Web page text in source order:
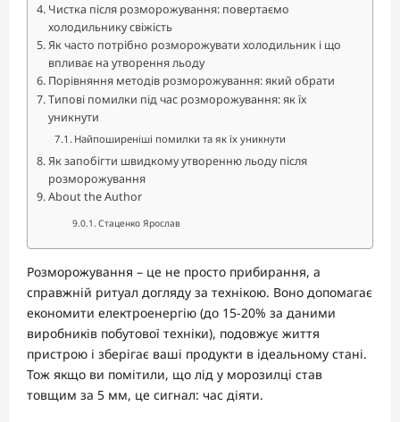
Чистка після розморожування: повертаємо
холодильнику свіжість
Як часто потрібно розморожувати холодильник і що
впливає на утворення льоду
Порівняння методів розморожування: який обрати
Типові помилки під час розморожування: як їх
уникнути
Найпоширеніші помилки та як їх уникнути
Як запобігти швидкому утворенню льоду після
розморожування
About the Author
Стаценко Ярослав
Розморожування – це не просто прибирання, а
справжній ритуал догляду за технікою. Воно допомагає
економити електроенергію (до 15-20% за даними
виробників побутової техніки), подовжує життя
пристрою і зберігає ваші продукти в ідеальному стані.
Тож якщо ви помітили, що лід у морозилці став
товщим за 5 мм, це сигнал: час діяти.